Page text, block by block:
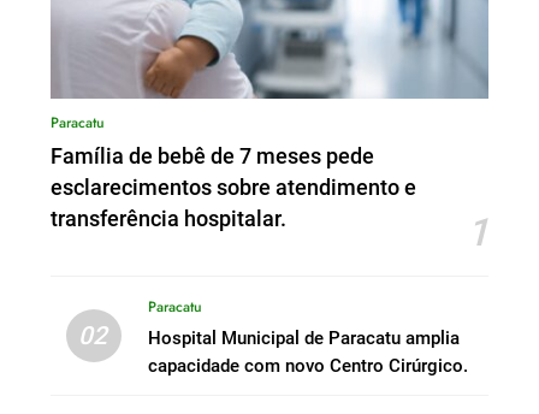
Paracatu
Família de bebê de 7 meses pede
esclarecimentos sobre atendimento e
transferência hospitalar.
1
02
Paracatu
Hospital Municipal de Paracatu amplia
capacidade com novo Centro Cirúrgico.